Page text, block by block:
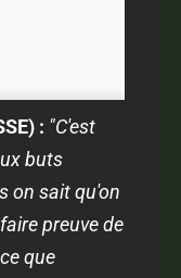
: "C'est
buts
on sait qu'on
preuve de
que